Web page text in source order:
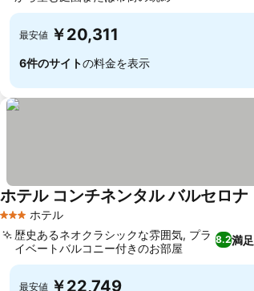
最安値 ￥20,311
6件のサイトの料金を表示
3 ホテルのランク
ホテル
ホテル コンチネンタル バルセロナ
8.2満足
歴史あるネオクラシックな雰囲気, プラ
イベートバルコニー付きのお部屋
最安値 ￥22,749